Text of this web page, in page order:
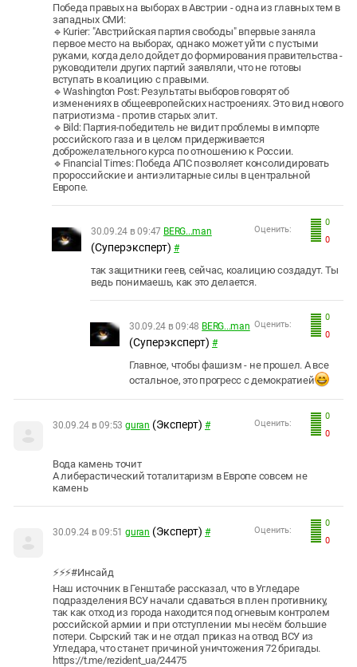
Победа правых на выборах в Австрии - одна из главных тем в
западных СМИ:
🔹Kurier: "Австрийская партия свободы" впервые заняла
первое место на выборах, однако может уйти с пустыми
руками, когда дело дойдет до формирования правительства -
руководители других партий заявляли, что не готовы
вступать в коалицию с правыми.
🔹Washington Post: Результаты выборов говорят об
изменениях в общеевропейских настроениях. Это вид нового
патриотизма - против старых элит.
🔹Bild: Партия-победитель не видит проблемы в импорте
российского газа и в целом придерживается
доброжелательного курса по отношению к России.
🔹Financial Times: Победа АПС позволяет консолидировать
пророссийские и антиэлитарные силы в центральной
Европе.
0
0
Оценить:
30.09.24 в 09:47 BERG...man
(Суперэксперт) #
так защитники геев, сейчас, коалицию создадут. Ты
ведь понимаешь, как это делается.
0
0
Оценить:
30.09.24 в 09:48 BERG...man
(Суперэксперт) #
Главное, чтобы фашизм - не прошел. А все
остальное, это прогресс с демократией
0
0
Оценить:
30.09.24 в 09:53 guran (Эксперт) #
Вода камень точит
А либерастический тоталитаризм в Европе совсем не
камень
0
0
Оценить:
30.09.24 в 09:51 guran (Эксперт) #
⚡️⚡️⚡️#Инсайд
Наш источник в Генштабе рассказал, что в Угледаре
подразделения ВСУ начали сдаваться в плен противнику,
так как отход из города находится под огневым контролем
российской армии и при отступлении мы несём большие
потери. Сырский так и не отдал приказ на отвод ВСУ из
Угледара, что станет причиной уничтожения 72 бригады.
https://t.me/rezident_ua/24475